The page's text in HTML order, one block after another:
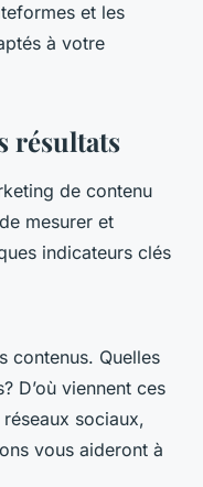
et les
à votre
résultats
de contenu
mesurer et
indicateurs clés
contenus. Quelles
D’où viennent ces
sociaux,
vous aideront à